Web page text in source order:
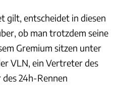
gilt, entscheidet in diesen
ob man trotzdem seine
Gremium sitzen unter
VLN, ein Vertreter des
24h-Rennen